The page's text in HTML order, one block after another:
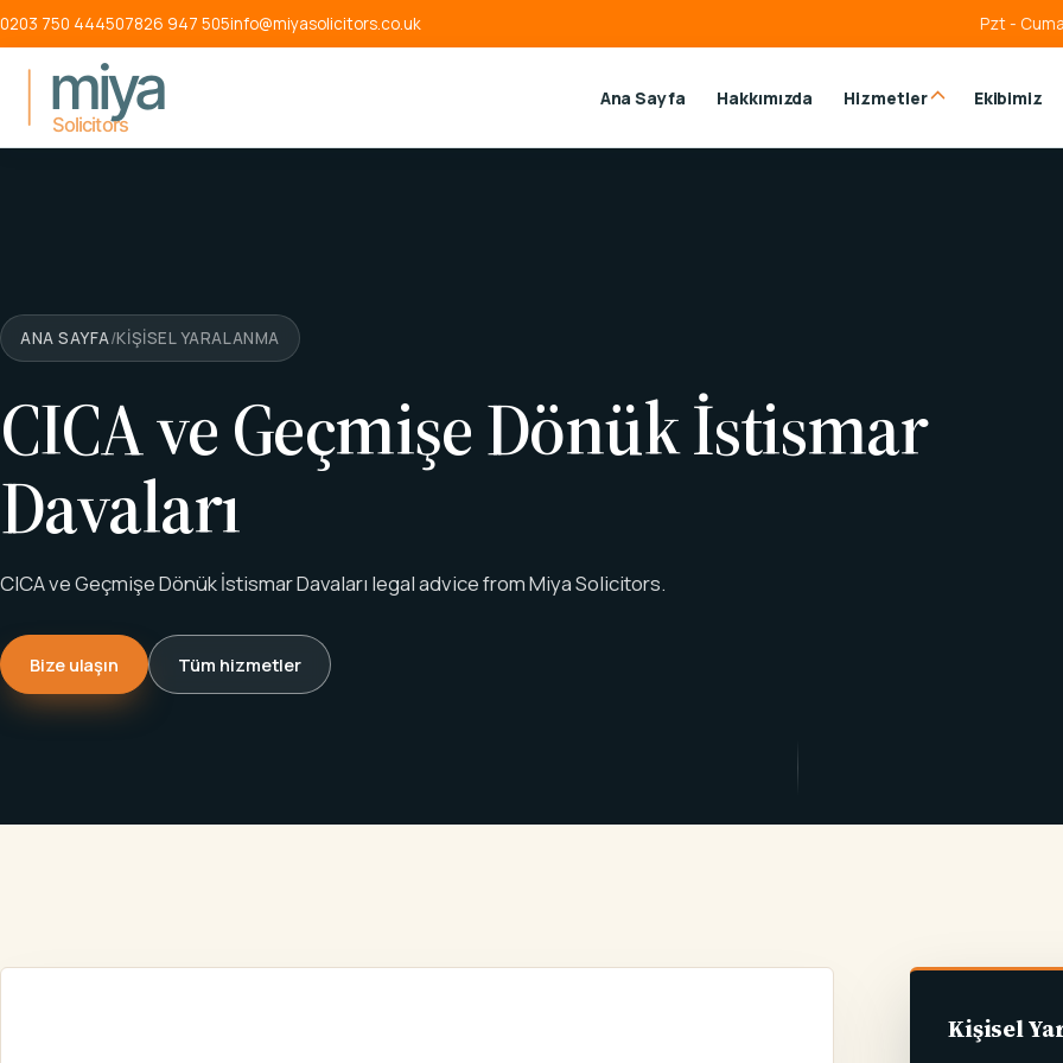
Ana içeriğe atla
0203 750 444507826 947 505info@miyasolicitors.co.uk Pzt -
Ana Sayfa Hakkımızda Hizmetler Ekibimiz
ANA SAYFA/KIŞISEL YARALANMA
CICA ve Geçmişe Dönük İstismar
Davaları
CICA ve Geçmişe Dönük İstismar Davaları legal advice from Miya Solicitors.
Bize ulaşın Tüm hizmetler
Kişisel